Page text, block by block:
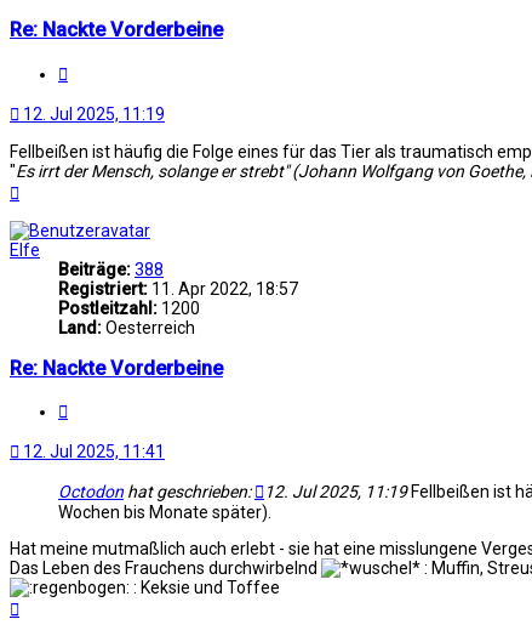
Re: Nackte Vorderbeine
12. Jul 2025, 11:19
Fellbeißen ist häufig die Folge eines für das Tier als traumatisch
"Es irrt der Mensch, solange er strebt" (Johann Wolfgang von Goethe,
Elfe
Beiträge:388
Registriert: 11. Apr 2022, 18:57
Postleitzahl: 1200
Land:Oesterreich
Re: Nackte Vorderbeine
12. Jul 2025, 11:41
Octodon hat geschrieben: 12. Jul 2025, 11:19Fellbeißen ist
Wochen bis Monate später).
Hat meine mutmaßlich auch erlebt - sie hat eine misslungene
Das Leben des Frauchens durchwirbelnd
: Muffin,
: Keksie und Toffee